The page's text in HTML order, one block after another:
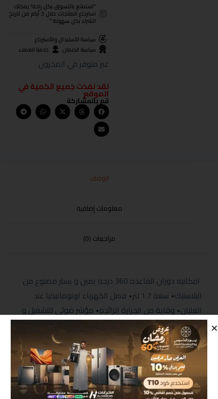
"استمتع بالتسوق بكل راحة! يمكنك
استرجاع المنتجات خلال 3 أيام من تاريخ
الشراء بكل سهولة."
سياسة الأستبدال والأسترجاع
سياسة الضمان
خدمة العملاء
غير متوفر في المخزون
لقد نفذت جميع الكمية في
الموقع
قم بالمشاركة
الوصف
معلومات إضافية
مراجعات (0)
امكانيه دوران القاعده 360 درجه يمين و يسار مصنوع من
البلاستيك• سعة 1.7 لتر• فصل الكهرباء اوتوماتيكيا عند
الغليان• وقاية من الحرارة الزائده• مؤشر ضوئي للتشغيل و
الاغلاق• 220-240 فولت• 50-60 هرتز• 2200 واط
منتجات مشابهة